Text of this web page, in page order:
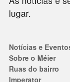
lugar.
Notícias e
Sobre o Méier
Ruas do bairro
Imperator